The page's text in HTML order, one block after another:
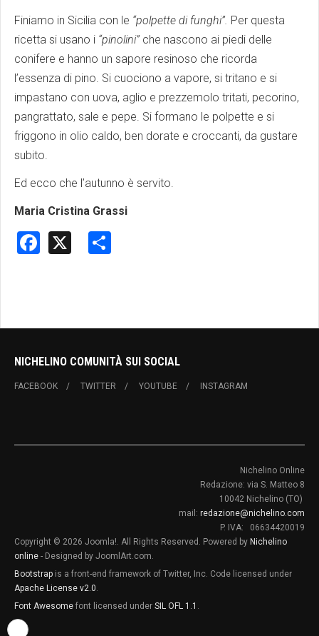
Finiamo in Sicilia con le “polpette di funghi”. Per questa
ricetta si usano i “pinolini”che nascono ai piedi delle
conifere e hanno un sapore resinoso che ricorda
l’essenza di pino. Si cuociono a vapore, si tritano e si
impastano con uova, aglio e prezzemolo tritati, pecorino,
pangrattato, sale e pepe. Si formano le polpette e si
friggono in olio caldo, ben dorate e croccanti, da gustare
subito.
Ed ecco che l’autunno è servito.
Maria Cristina Grassi
Facebook
NICHELINO COMUNITÀ SUI SOCIAL
FACEBOOK TWITTER YOUTUBE INSTAGRAM
Nichelino Online
Redazione: via S. Matteo 8
10042 Nichelino (TO)
mail: redazione@nichelino.com
P. IVA: 06634420019
Copyright © 2026 Joomla!. All Rights Reserved. Powered by Nichelino
online - Designed by JoomlArt.com.
Bootstrap is a front-end framework of Twitter, Inc. Code licensed under
Apache License v2.0
Font Awesome font licensed under SIL OFL 1.1